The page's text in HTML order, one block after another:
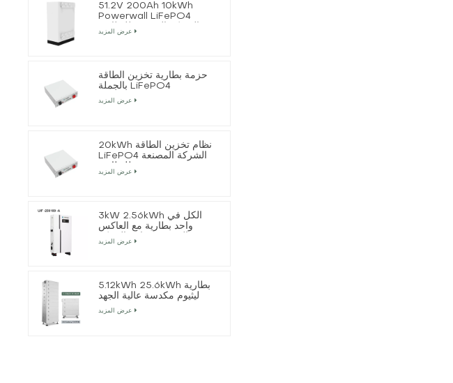
51.2V 200Ah 10kWh
Powerwall LiFePO4
الشركة المصنعة للبطارية
عرض المزيد
حزمة بطارية تخزين الطاقة
بالجملة LiFePO4
عرض المزيد
20kWh نظام تخزين الطاقة
LiFePO4 الشركة المصنعة
عرض المزيد
3kW 2.56kWh الكل في
واحد بطارية مع العاكس
الشمسي خارج الشبكة
عرض المزيد
5.12kWh 25.6kWh بطارية
ليثيوم مكدسة عالية الجهد
عرض المزيد